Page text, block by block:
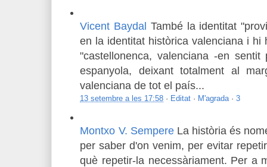
Vicent Baydal També la identitat
en la identitat històrica valenciana i hi
"castellonenca, valenciana -en
espanyola, deixant totalment al
valenciana de tot el país...
13 setembre a les 17:58 · Editat · M'agrada ·3
Montxo V. Sempere La història és
per saber d'on venim, per evitar
què repetir-la necessàriament. Per a